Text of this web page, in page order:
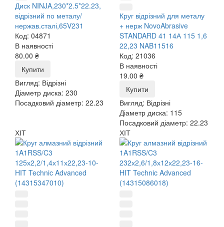
Диск NINJA,230*2.5*22.23,
відрізний по металу/
нержав.сталі,65V231
Код: 04871
В наявності
80.00 ₴
Купити
Вигляд: Відрізні
Діаметр диска: 230
Посадковий діаметр: 22.23
Круг відрізний для металу
+ нерж NovoAbrasive
STANDARD 41 14А 115 1,6
22,23 NAB11516
Код: 21036
В наявності
19.00 ₴
Купити
Вигляд: Відрізні
Діаметр диска: 115
Посадковий діаметр: 22.23
ХІТ
ХІТ